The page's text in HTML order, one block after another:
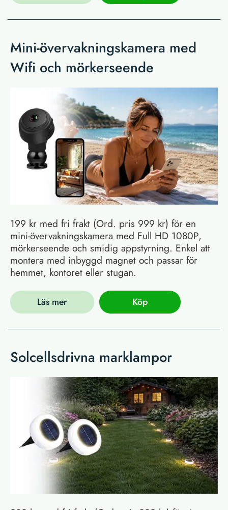
Mini-övervakningskamera med
Wifi och mörkerseende
199 kr med fri frakt (Ord. pris 999 kr) för en
mini-övervakningskamera med Full HD 1080P,
mörkerseende och smidig appstyrning. Enkel att
montera med inbyggd magnet och passar för
hemmet, kontoret eller stugan.
Läs mer Köp
Solcellsdrivna marklampor